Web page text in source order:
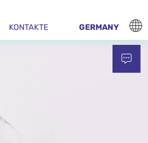
KONTAKTE GERMANY